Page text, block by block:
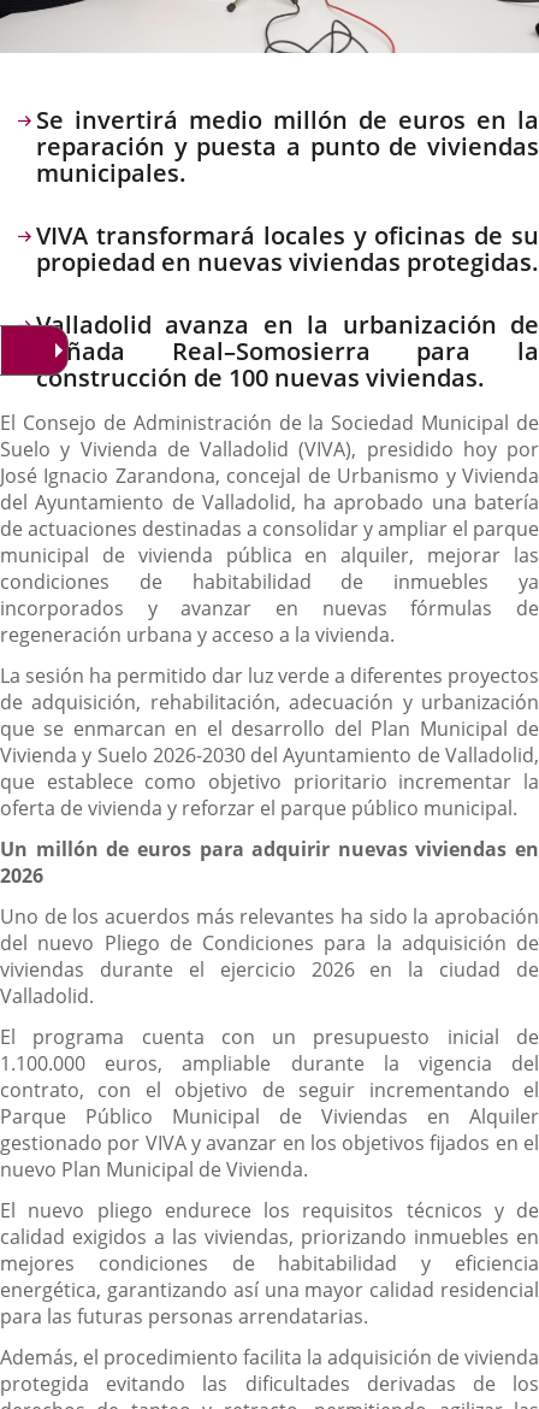
Descripción
Se invertirá medio millón de euros en la
reparación y puesta a punto de viviendas
municipales.
VIVA transformará locales y oficinas de su
propiedad en nuevas viviendas protegidas.
Valladolid avanza en la urbanización de
Cañada Real–Somosierra para la
construcción de 100 nuevas viviendas.
El Consejo de Administración de la Sociedad Municipal de
Suelo y Vivienda de Valladolid (VIVA), presidido hoy por
José Ignacio Zarandona, concejal de Urbanismo y Vivienda
del Ayuntamiento de Valladolid, ha aprobado una batería
de actuaciones destinadas a consolidar y ampliar el parque
municipal de vivienda pública en alquiler, mejorar las
condiciones de habitabilidad de inmuebles ya
incorporados y avanzar en nuevas fórmulas de
regeneración urbana y acceso a la vivienda.
La sesión ha permitido dar luz verde a diferentes proyectos
de adquisición, rehabilitación, adecuación y urbanización
que se enmarcan en el desarrollo del Plan Municipal de
Vivienda y Suelo 2026-2030 del Ayuntamiento de Valladolid,
que establece como objetivo prioritario incrementar la
oferta de vivienda y reforzar el parque público municipal.
Un millón de euros para adquirir nuevas viviendas en
2026
Uno de los acuerdos más relevantes ha sido la aprobación
del nuevo Pliego de Condiciones para la adquisición de
viviendas durante el ejercicio 2026 en la ciudad de
Valladolid.
El programa cuenta con un presupuesto inicial de
1.100.000 euros, ampliable durante la vigencia del
contrato, con el objetivo de seguir incrementando el
Parque Público Municipal de Viviendas en Alquiler
gestionado por VIVA y avanzar en los objetivos fijados en el
nuevo Plan Municipal de Vivienda.
El nuevo pliego endurece los requisitos técnicos y de
calidad exigidos a las viviendas, priorizando inmuebles en
mejores condiciones de habitabilidad y eficiencia
energética, garantizando así una mayor calidad residencial
para las futuras personas arrendatarias.
Además, el procedimiento facilita la adquisición de vivienda
protegida evitando las dificultades derivadas de los